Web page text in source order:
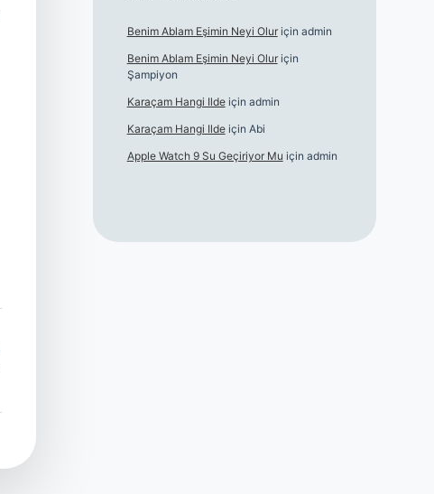
Benim Ablam Eşimin Neyi Oluriçin admin
Benim Ablam Eşimin Neyi Oluriçin
Şampiyon
Karaçam Hangi Ildeiçin admin
Karaçam Hangi Ildeiçin Abi
Apple Watch 9 Su Geçiriyor Mu için admin